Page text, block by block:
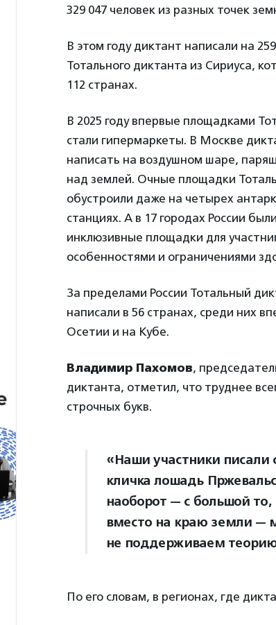
329 047 человек из разных точек
В этом году диктант написали на
Тотального диктанта из Сириуса,
112 странах.
В 2025 году впервые площадками
стали гипермаркеты. В Москве
написать на воздушном шаре,
над землей. Очные площадки
обустроили даже на четырех
станциях. А в 17 городах России
инклюзивные площадки для
особенностями и ограничениями
За пределами России Тотальный
написали в 56 странах, среди них
Осетии и на Кубе.
Владимир Пахомов,
диктанта, отметил, что труднее
строчных букв.
«Наши участники писали
кличка лошадь
наоборот — с большой
вместо на краю земли —
не поддерживаем
По его словам, в регионах, где